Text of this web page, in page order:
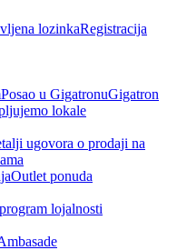
lozinkaRegistracija
Posao u GigatronuGigatron
lokale
ugovora o prodaji na
Outlet ponuda
lojalnosti